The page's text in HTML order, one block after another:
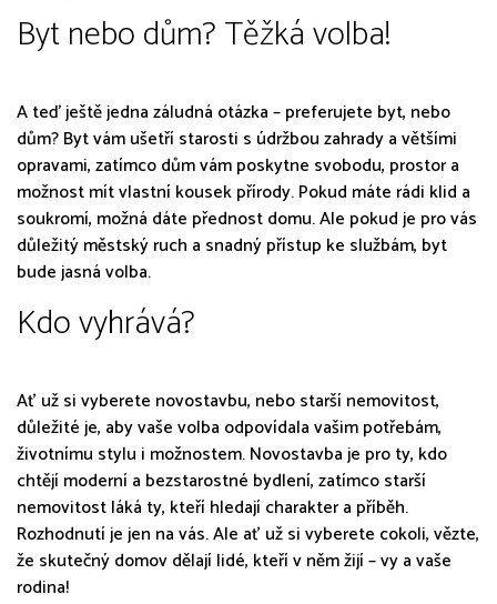
Byt nebo dům? Těžká volba!
A teď ještě jedna záludná otázka – preferujete byt, nebo
dům? Byt vám ušetří starosti s údržbou zahrady a většími
opravami, zatímco dům vám poskytne svobodu, prostor a
možnost mít vlastní kousek přírody. Pokud máte rádi klid a
soukromí, možná dáte přednost domu. Ale pokud je pro vás
důležitý městský ruch a snadný přístup ke službám, byt
bude jasná volba.
Kdo vyhrává?
Ať už si vyberete novostavbu, nebo starší nemovitost,
důležité je, aby vaše volba odpovídala vašim potřebám,
životnímu stylu i možnostem. Novostavba je pro ty, kdo
chtějí moderní a bezstarostné bydlení, zatímco starší
nemovitost láká ty, kteří hledají charakter a příběh.
Rozhodnutí je jen na vás. Ale ať už si vyberete cokoli, vězte,
že skutečný domov dělají lidé, kteří v něm žijí – vy a vaše
rodina!